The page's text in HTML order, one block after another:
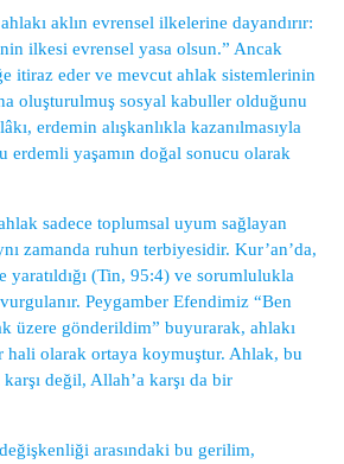
aklın evrensel ilkelerine dayandırır:
ilkesi evrensel yasa olsun.” Ancak
itiraz eder ve mevcut ahlak sistemlerinin
oluşturulmuş sosyal kabuller olduğunu
erdemin alışkanlıkla kazanılmasıyla
erdemli yaşamın doğal sonucu olarak
sadece toplumsal uyum sağlayan
zamanda ruhun terbiyesidir. Kur’an’da,
yaratıldığı (Tin, 95:4) ve sorumlulukla
Peygamber Efendimiz “Ben
üzere gönderildim” buyurarak, ahlakı
hali olarak ortaya koymuştur. Ahlak, bu
değil, Allah’a karşı da bir
arasındaki bu gerilim,